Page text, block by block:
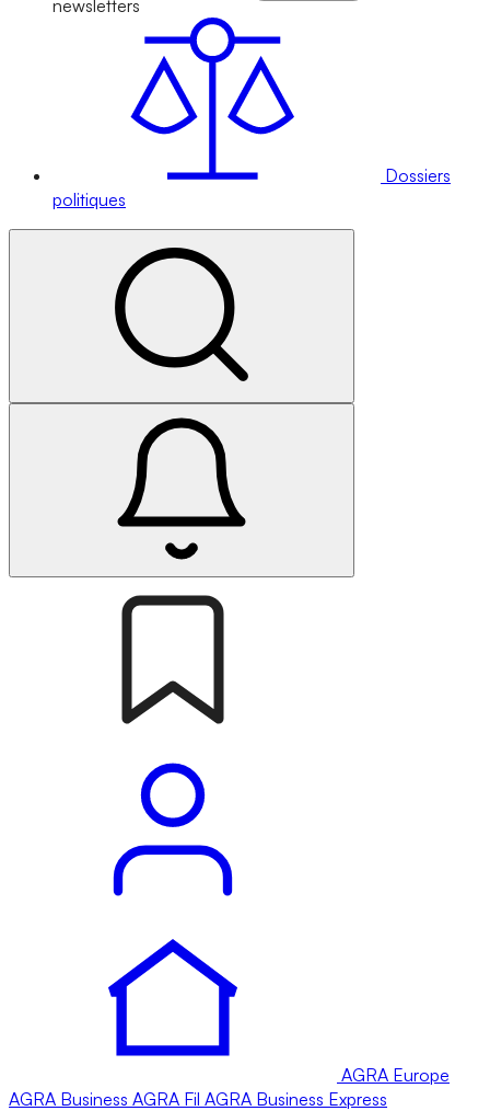
newsletters
Dossiers
politiques
AGRA Europe
AGRA Business AGRA Fil AGRA Business Express